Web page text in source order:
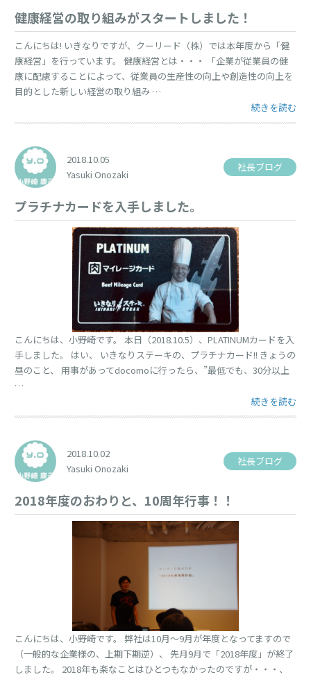
健康経営の取り組みがスタートしました！
こんにちは! いきなりですが、クーリード（株）では本年度から「健
康経営」を行っています。 健康経営とは・・・ 「企業が従業員の健
康に配慮することによって、従業員の生産性の向上や創造性の向上を
目的とした新しい経営の取り組み …
“健康経営の
続きを読む
2018.10.05
Yasuki Onozaki
社長ブログ
プラチナカードを入手しました。
こんにちは、小野崎です。 本日（2018.10.5）、PLATINUMカードを入
手しました。 はい、 いきなりステーキの、プラチナカード!! きょうの
昼のこと、 用事があってdocomoに行ったら、”最低でも、30分以上
…
“プラチナカ
続きを読む
2018.10.02
Yasuki Onozaki
社長ブログ
2018年度のおわりと、10周年行事！！
こんにちは、小野崎です。 弊社は10月〜9月が年度となってますので
（一般的な企業様の、上期下期逆）、 先月9月で「2018年度」が終了
しました。 2018年も楽なことはひとつもなかったのですが・・・、